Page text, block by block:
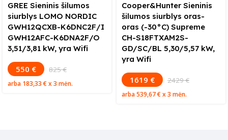
GREE Sieninis šilumos
siurblys LOMO NORDIC
GWH12QCXB-K6DNC2F/I
GWH12AFC-K6DNA2F/O
3,51/3,81 kW, yra Wifi
550 € 825 €
arba 183,33 €x 3 mėn.
Cooper&Hunter Sieninis
šilumos siurblys oras-
oras (-30°C) Supreme
CH-S18FTXAM2S-
GD/SC/BL 5,30/5,57 kW,
yra Wifi
1619 € 2429 €
arba539,67 €x 3 mėn.